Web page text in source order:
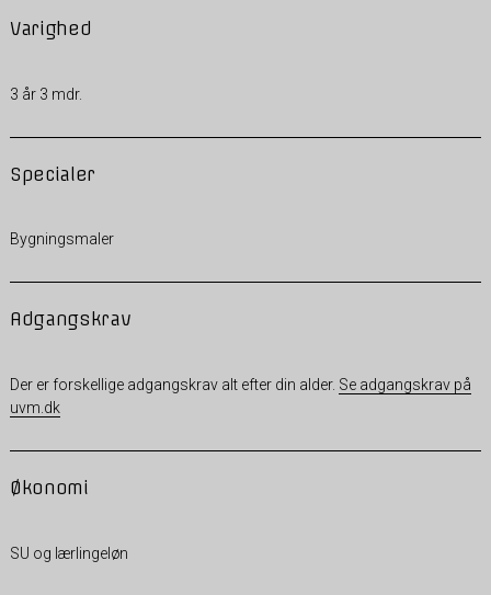
Varighed
3 år 3 mdr.
Specialer
Bygningsmaler
Adgangskrav
Der er forskellige adgangskrav alt efter din alder. Se adgangskrav på
uvm.dk
Økonomi
SU og lærlingeløn